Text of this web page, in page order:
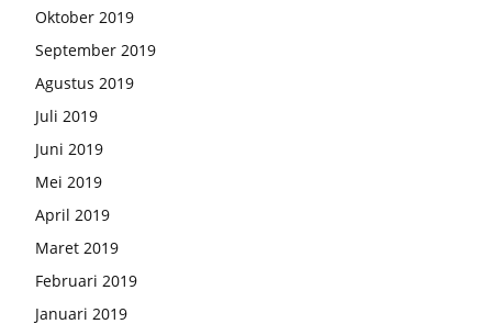
Oktober 2019
September 2019
Agustus 2019
Juli 2019
Juni 2019
Mei 2019
April 2019
Maret 2019
Februari 2019
Januari 2019